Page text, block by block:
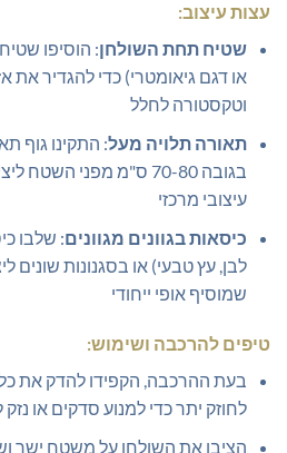
עצות עיצוב:
שטיח תחת השולחן: הוסיפו
או דגם גיאומטרי) כדי להגדיר את
וטקסטורה לחלל
תאורה תלויה מעל: התקינו גוף
בגובה 70-80 ס"מ מפני
עיצובי מרכזי
כיסאות בגוונים מגוונים: שלבו
לבן, עץ טבעי) או בסגנונות שונים
שמוסיף אופי ייחודי
טיפים להרכבה ושימוש:
בעת ההרכבה, הקפידו להדק את
לחוזק יתר כדי למנוע סדקים או
הציבו את השולחן על משטח ישר